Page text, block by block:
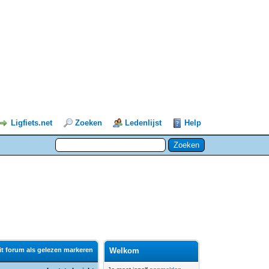
Ligfiets.net Zoeken Ledenlijst Help
forum als gelezen markeren Welkom